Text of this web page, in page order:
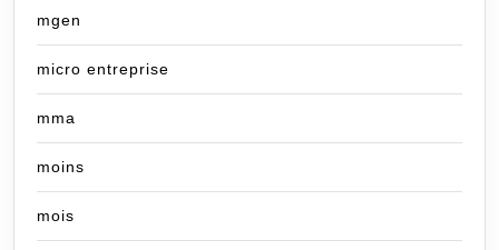
mgen
micro entreprise
mma
moins
mois